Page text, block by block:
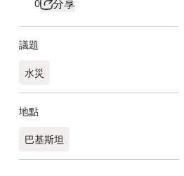
0 分享
議題
水災
地點
巴基斯坦